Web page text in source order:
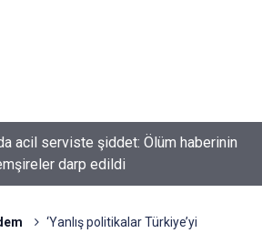
Özel Harekat destekli gece
Çok sayıda gözaltı!
‘Yanlış politikalar Türkiye’yi